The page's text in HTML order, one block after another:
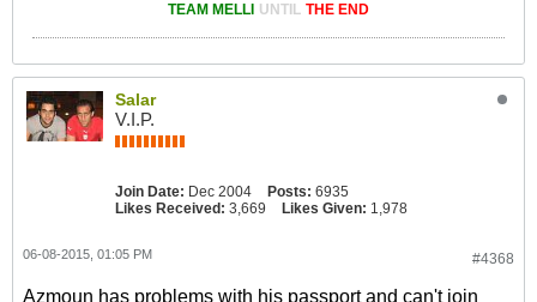
TEAM MELLI UNTIL THE END
Salar
V.I.P.
Join Date: Dec 2004 Posts: 6935
Likes Received: 3,669 Likes Given: 1,978
#4368
06-08-2015, 01:05 PM
Azmoun has problems with his passport and can't join